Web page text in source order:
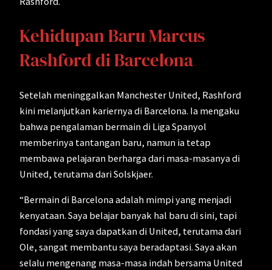
Kehidupan Baru Marcus
Rashford di Barcelona
Setelah meninggalkan Manchester United, Rashford
kini melanjutkan kariernya di Barcelona. Ia mengaku
bahwa pengalaman bermain di Liga Spanyol
memberinya tantangan baru, namun ia tetap
membawa pelajaran berharga dari masa-masanya di
United, terutama dari Solskjaer.
“Bermain di Barcelona adalah mimpi yang menjadi
kenyataan. Saya belajar banyak hal baru di sini, tapi
fondasi yang saya dapatkan di United, terutama dari
Ole, sangat membantu saya beradaptasi. Saya akan
selalu mengenang masa-masa indah bersama United